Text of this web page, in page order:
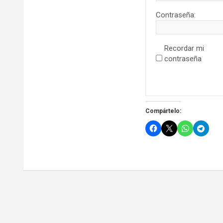
Contraseña:
Recordar mi
contraseña
Compártelo: